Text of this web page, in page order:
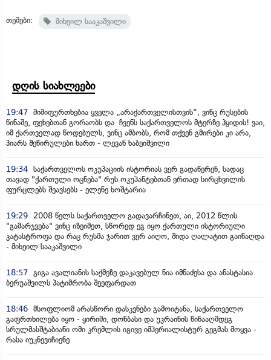
თემები: მიხეილ სააკაშვილი
დღის სიახლეები
19:47 მიმიფურთხებია ყველა „არაქართველისთვის“, ვინც რუსების
წინაშე, ფეხებთან გორაობს და ჩვენს საქართველოს მტერზე ჰყიდის! ვაი,
იმ ქართველად წოდებულს, ვინც ამბობს, რომ თქვენ გმირები კი არა,
პიარს შეწირულები ხართ - ლევან ხაბეიშვილი
19:34 საქართველოს ოკუპაციის ისტორიას ვერ გადაწერენ, სადაც
თავად "ქართული ოცნება" რუს ოკუპანტებთან ერთად სირცხვილის
ფურცლებს შეავსებს - ელენე ხოშტარია
19:29
2008 წელს საქართველო გადავარჩინეთ, აი, 2012 წლის
"გამარჯვება" ვინც იზეიმეთ, სწორედ ეგ იყო ქართული ისტორიული
კატასტროფა და რაც რუსმა ჯარით ვერ აიღო, შიდა ღალატით გაინაღდა
- მიხეილ სააკაშვილი
18:57 გიგა ავალიანის საქმეზე დაკავებულ ნია იმნაძესა და ანასტასია
ბერუაშვილს პატიმრობა შეეფარდათ
18:46 მსოფლიომ არასწორი დასკვნები გამოიტანა, საქართველო
გაფრთხილება იყო - ყირიმი, დონბასი და უკრაინის წინააღმდეგ
სრულმასშტაბიანი ომი კრემლის იგივე იმპერიალისტურ გეგმას მოყვა -
რასა იუკნევიჩიენე